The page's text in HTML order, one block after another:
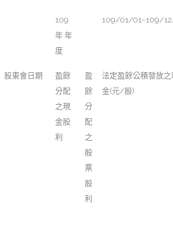
109
年 年
度
109/01/01~109/
股東會日期
盈餘
分配
之現
金股
利
盈
餘
分
配
之
股
票
股
利
法定盈餘公積發放之
金(元/股)